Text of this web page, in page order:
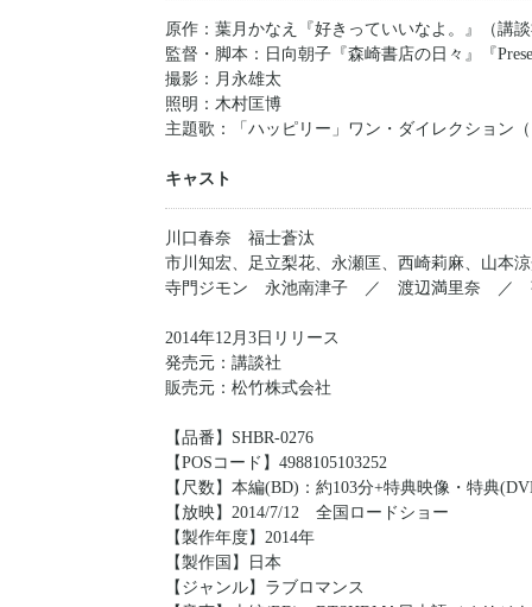
原作：葉月かなえ『好きっていいなよ。』（講
監督・脚本：日向朝子『森崎書店の日々』『
撮影：月永雄太
照明：木村匡博
主題歌：「ハッピリー」ワン・ダイレクション
キャスト
川口春奈 福士蒼汰
市川知宏、足立梨花、永瀬匡、西崎莉麻、山本
寺門ジモン 永池南津子 ／ 渡辺満里奈 ／
2014年12月3日リリース
発売元：講談社
販売元：松竹株式会社
【品番】SHBR-0276
【POSコード】4988105103252
【尺数】本編(BD)：約103分+特典映像・特典
【放映】2014/7/12 全国ロードショー
【製作年度】2014年
【製作国】日本
【ジャンル】ラブロマンス